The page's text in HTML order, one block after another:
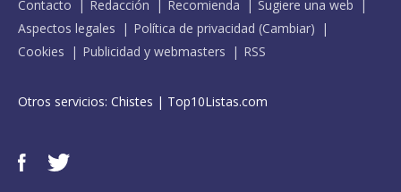
Contacto Redacción Recomienda
Sugiere una web
Aspectos legales
Política de privacidad (Cambiar)
Cookies
Publicidad y webmasters RSS
Otros servicios: Chistes | Top10Listas.com